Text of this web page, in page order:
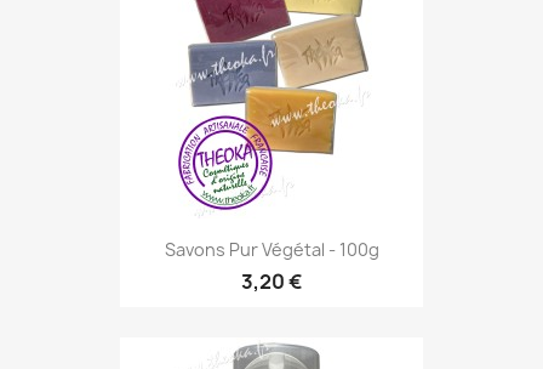
Savons Pur Végétal - 100g
3,20 €